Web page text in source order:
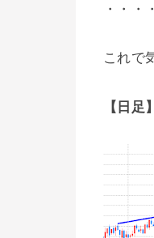
・・・
これで
【日足】